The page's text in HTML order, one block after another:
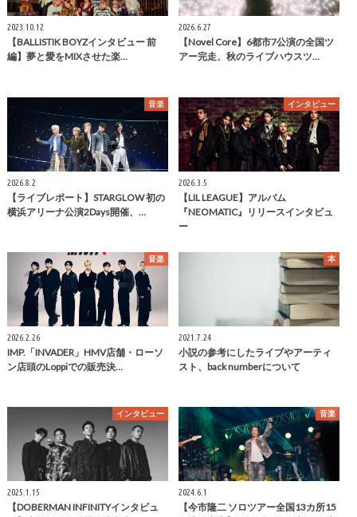
2023.10.12
【BALLISTIK BOYZインタビュー 前
編】夢と愛をMIXさせた楽…
2026.6.27
【Novel Core】6都市7公演の全国ツ
アー完走、秋のライブハウスツ…
音楽
2026.8.2
【ライブレポート】STARGLOW 初の
横浜アリーナ公演2Days開催、…
インタビュー
2026.3.5
【LIL LEAGUE】アルバム
『NEOMATIC』リリースインタビュ
ー
音楽
2026.2.26
IMP.「INVADER」HMV店舗・ローソ
ン店頭のLoppiでの販売決…
本
2021.7.24
小説の参考にしたライブやアーティ
スト、back numberについて
インタビュー
2025.1.15
【DOBERMAN INFINITYインタビュ
音楽
2024.6.1
【今市隆二 ソロツアー全国13カ所15